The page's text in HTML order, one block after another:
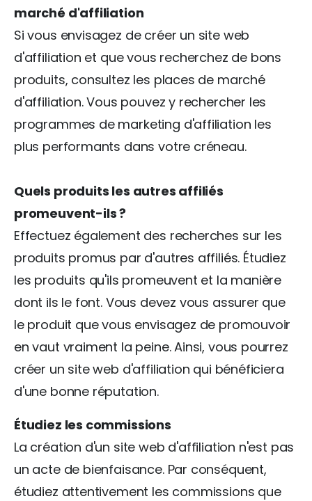
marché d'affiliation
Si vous envisagez de créer un site web
d'affiliation et que vous recherchez de bons
produits, consultez les places de marché
d'affiliation. Vous pouvez y rechercher les
programmes de marketing d'affiliation les
plus performants dans votre créneau.
Quels produits les autres affiliés
promeuvent-ils ?
Effectuez également des recherches sur les
produits promus par d'autres affiliés. Étudiez
les produits qu'ils promeuvent et la manière
dont ils le font. Vous devez vous assurer que
le produit que vous envisagez de promouvoir
en vaut vraiment la peine. Ainsi, vous pourrez
créer un site web d'affiliation qui bénéficiera
d'une bonne réputation.
Étudiez les commissions
La création d'un site web d'affiliation n'est pas
un acte de bienfaisance. Par conséquent,
étudiez attentivement les commissions que